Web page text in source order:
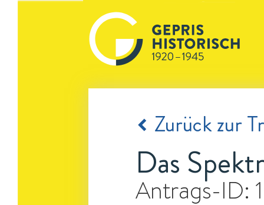
Zurück zur
Das
Antrags-ID: